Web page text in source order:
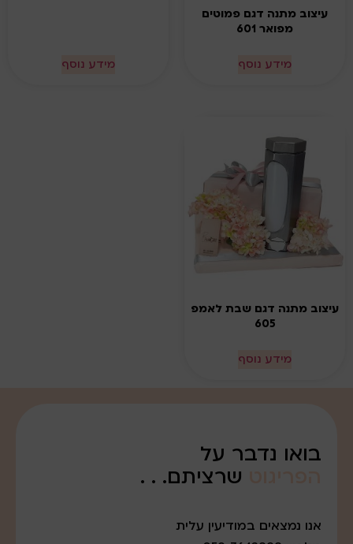
עיצוב מתנה דגם פמוטים
מפואר 601
מידע נוסף מידע נוסף
עיצוב מתנה דגם שבת לאמפ
605
מידע נוסף
בואו נדבר על
שרציתם. . .
אנו נמצאים במודיעין עלית